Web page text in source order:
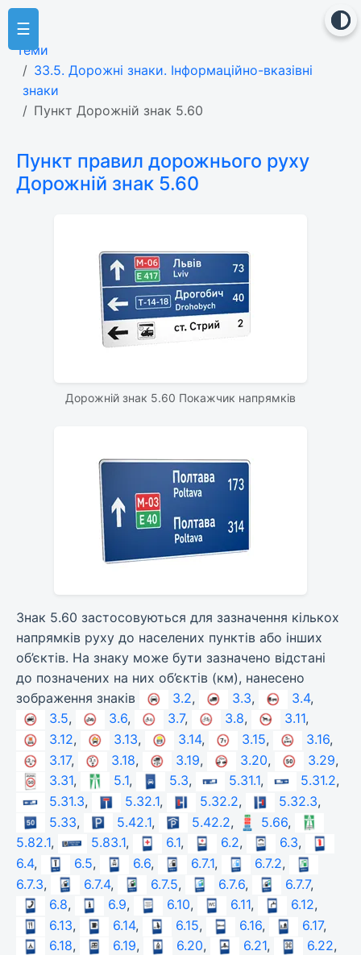
☰
Теми
33.5. Дорожні знаки. Інформаційно-вказівні
знаки
Пункт Дорожній знак 5.60
Пункт правил дорожнього руху
Дорожній знак 5.60
Дорожній знак 5.60 Покажчик напрямків
Знак 5.60 застосовуються для зазначення кількох
напрямків руху до населених пунктів або інших
об’єктів. На знаку може бути зазначено відстані
до позначених на них об’єктів (км), нанесено
зображення знаків
3.2, 3.3, 3.4,
3.5, 3.6, 3.7, 3.8, 3.11,
3.12, 3.13, 3.14, 3.15, 3.16,
3.17, 3.18, 3.19, 3.20, 3.29,
3.31, 5.1, 5.3, 5.31.1, 5.31.2,
5.31.3, 5.32.1, 5.32.2, 5.32.3,
5.33, 5.42.1, 5.42.2, 5.66,
5.82.1, 5.83.1, 6.1, 6.2, 6.3,
6.4, 6.5, 6.6, 6.7.1, 6.7.2,
6.7.3, 6.7.4, 6.7.5, 6.7.6, 6.7.7,
6.8, 6.9, 6.10, 6.11, 6.12,
6.13, 6.14, 6.15, 6.16, 6.17,
6.18, 6.19, 6.20, 6.21, 6.22,